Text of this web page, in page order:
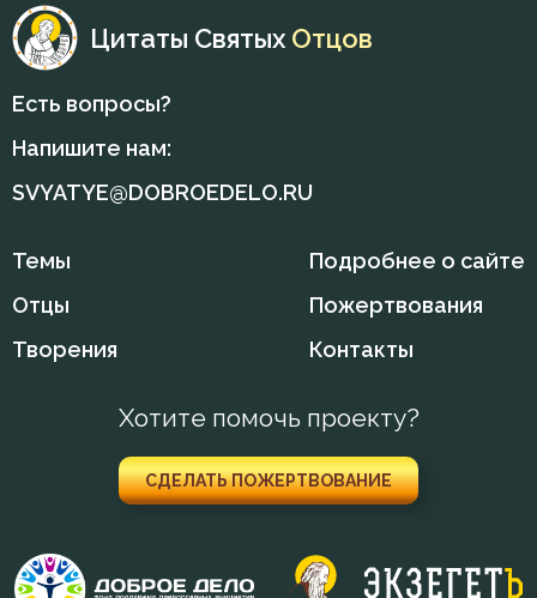
Цитаты Святых Отцов
Есть вопросы?
Напишите нам:
SVYATYE@DOBROEDELO.RU
Темы
Отцы
Творения
Подробнее о сайте
Пожертвования
Контакты
Хотите помочь проекту?
СДЕЛАТЬ ПОЖЕРТВОВАНИЕ